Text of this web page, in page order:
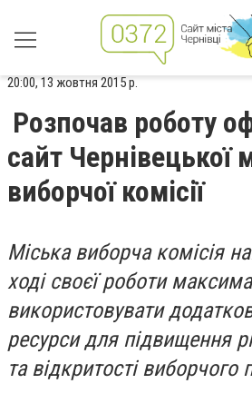
20:00, 13 жовтня 2015 р.
Розпочав роботу
сайт Чернівецької
виборчої комісії
Міська виборча комісія
ході своєї роботи
використовувати
ресурси для підвищення
та відкритості виборчого